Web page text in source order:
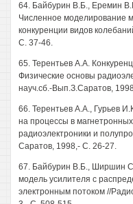
64. Байбурин В.Б., Еремин
Численное моделирование
конкуренции видов
С. 37-46.
65. Терентьев А.А.
Физические основы
науч.сб.-Вып.З.Саратов,
66. Терентьев А.А., Гурьев
на процессы в
радиоэлектроники и
Саратов, 1998,- С. 26-27.
67. Байбурин В.Б., Ширшин
модель усилителя с
электронным потоком //